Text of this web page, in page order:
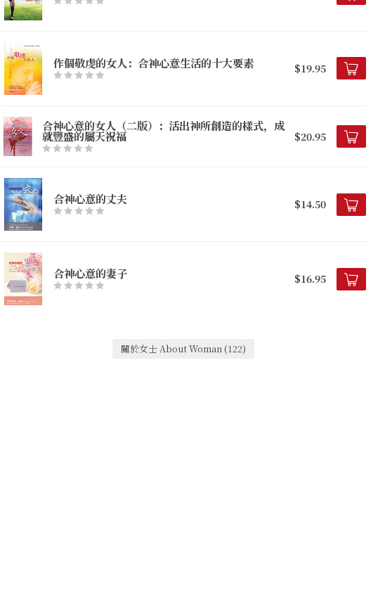
作個敬虔的女人：合神心意生活的十大要素 $19.95
合神心意的女人（二版）：活出神所創造的樣式，成
就豐盛的屬天祝福 $20.95
合神心意的丈夫 $14.50
合神心意的妻子 $16.95
關於女士 About Woman (122)